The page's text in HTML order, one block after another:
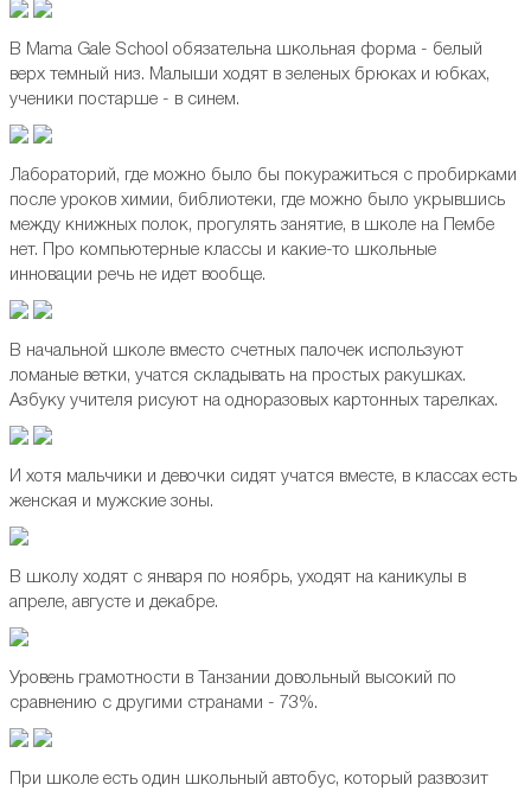
В Mama Gale School обязательна школьная форма - белый
верх темный низ. Малыши ходят в зеленых брюках и юбках,
ученики постарше - в синем.
Лабораторий, где можно было бы покуражиться с пробирками
после уроков химии, библиотеки, где можно было укрывшись
между книжных полок, прогулять занятие, в школе на Пембе
нет. Про компьютерные классы и какие-то школьные
инновации речь не идет вообще.
В начальной школе вместо счетных палочек используют
ломаные ветки, учатся складывать на простых ракушках.
Азбуку учителя рисуют на одноразовых картонных тарелках.
И хотя мальчики и девочки сидят учатся вместе, в классах есть
женская и мужские зоны.
В школу ходят с января по ноябрь, уходят на каникулы в
апреле, августе и декабре.
Уровень грамотности в Танзании довольный высокий по
сравнению с другими странами - 73%.
При школе есть один школьный автобус, который развозит